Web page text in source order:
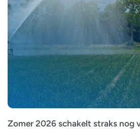
Zomer 2026 schakelt straks nog